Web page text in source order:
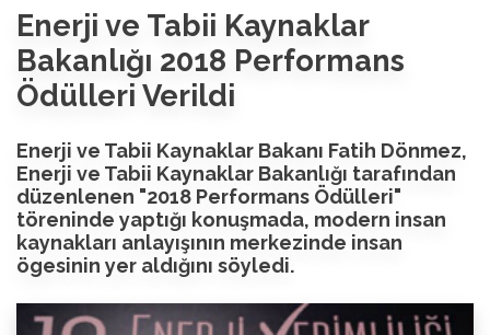
Enerji ve Tabii Kaynaklar
Bakanlığı 2018 Performans
Ödülleri Verildi
Enerji ve Tabii Kaynaklar Bakanı Fatih Dönmez,
Enerji ve Tabii Kaynaklar Bakanlığı tarafından
düzenlenen "2018 Performans Ödülleri"
töreninde yaptığı konuşmada, modern insan
kaynakları anlayışının merkezinde insan
ögesinin yer aldığını söyledi.